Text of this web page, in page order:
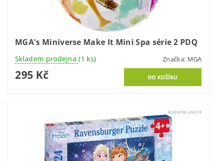
MGA's Miniverse Make It Mini Spa série 2 PDQ
Skladem prodejna(1 ks) Značka: MGA
295 Kč
Kód:RVNS-09074